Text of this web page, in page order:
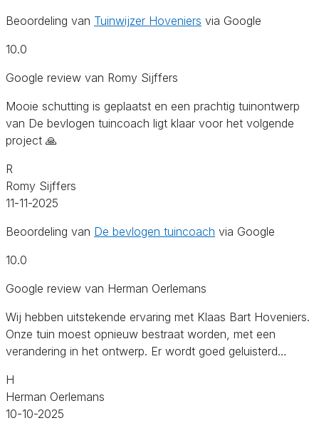
Beoordeling van Tuinwijzer Hoveniers via Google
10.0
Google review van Romy Sijffers
Mooie schutting is geplaatst en een prachtig tuinontwerp
van De bevlogen tuincoach ligt klaar voor het volgende
project 🙏
R
Romy Sijffers
11-11-2025
Beoordeling van De bevlogen tuincoach via Google
10.0
Google review van Herman Oerlemans
Wij hebben uitstekende ervaring met Klaas Bart Hoveniers.
Onze tuin moest opnieuw bestraat worden, met een
verandering in het ontwerp. Er wordt goed geluisterd…
H
Herman Oerlemans
10-10-2025